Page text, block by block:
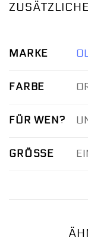
MARKE
FARBE
FÜR WEN?
GRÖSSE